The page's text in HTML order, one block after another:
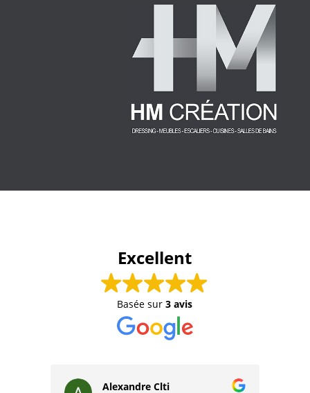
Excellent
Basée sur3 avis
Alexandre Clti